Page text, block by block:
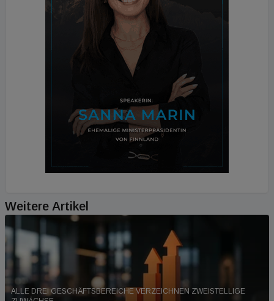
Weitere Artikel
ALLE DREI GESCHÄFTSBEREICHE VERZEICHNEN ZWEISTELLIGE